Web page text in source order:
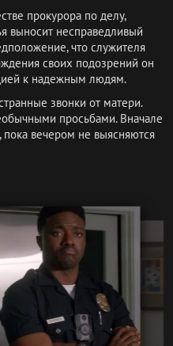
прокурора по делу,
выносит несправедливый
что служителя
своих подозрений он
к надежным людям.
звонки от матери.
просьбами. Вначале
пока вечером не выясняются